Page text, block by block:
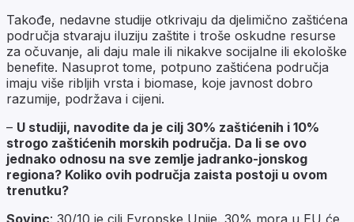
Takođe, nedavne studije otkrivaju da djelimično zaštićena
područja stvaraju iluziju zaštite i troše oskudne resurse
za očuvanje, ali daju male ili nikakve socijalne ili ekološke
benefite. Nasuprot tome, potpuno zaštićena područja
imaju više ribljih vrsta i biomase, koje javnost dobro
razumije, podržava i cijeni.
– U studiji, navodite da je cilj 30% zaštićenih i 10%
strogo zaštićenih morskih područja. Da li se ovo
jednako odnosu na sve zemlje jadranko-jonskog
regiona? Koliko ovih područja zaista postoji u ovom
trenutku?
Sovinc: 30/10 je cilj Evropske Unije. 30% mora u EU će